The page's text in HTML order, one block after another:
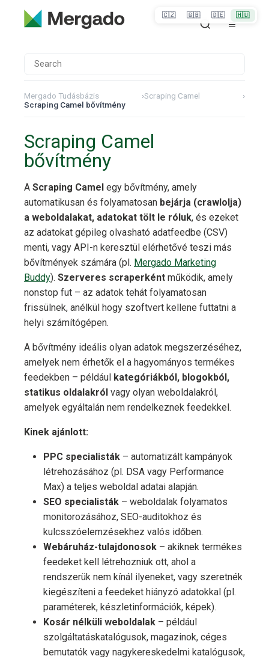
Mergado Tudásbázis ›Scraping Camel
›
Scraping Camel bővítmény
Scraping Camel
bővítmény
A Scraping Camel egy bővítmény, amely
automatikusan és folyamatosan bejárja (crawlolja)
a weboldalakat, adatokat tölt le róluk, és ezeket
az adatokat gépileg olvasható adatfeedbe (CSV)
menti, vagy API-n keresztül elérhetővé teszi más
bővítmények számára (pl. Mergado Marketing
Buddy). Szerveres scraperként működik, amely
nonstop fut – az adatok tehát folyamatosan
frissülnek, anélkül hogy szoftvert kellene futtatni a
helyi számítógépen.
A bővítmény ideális olyan adatok megszerzéséhez,
amelyek nem érhetők el a hagyományos termékes
feedekben – például kategóriákból, blogokból,
statikus oldalakról vagy olyan weboldalakról,
amelyek egyáltalán nem rendelkeznek feedekkel.
Kinek ajánlott:
PPC specialisták – automatizált kampányok
létrehozásához (pl. DSA vagy Performance
Max) a teljes weboldal adatai alapján.
SEO specialisták – weboldalak folyamatos
monitorozásához, SEO-auditokhoz és
kulcsszóelemzésekhez valós időben.
Webáruház-tulajdonosok – akiknek termékes
feedeket kell létrehozniuk ott, ahol a
rendszerük nem kínál ilyeneket, vagy szeretnék
kiegészíteni a feedeket hiányzó adatokkal (pl.
paraméterek, készletinformációk, képek).
Kosár nélküli weboldalak – például
szolgáltatáskatalógusok, magazinok, céges
bemutatók vagy nagykereskedelmi katalógusok,
🇨🇿 🇬🇧 🇩🇪 🇭🇺